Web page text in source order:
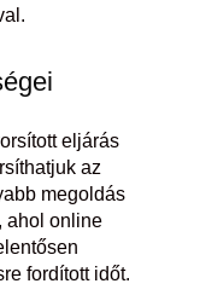
eljárás
az
megoldás
ahol online
fordított időt.